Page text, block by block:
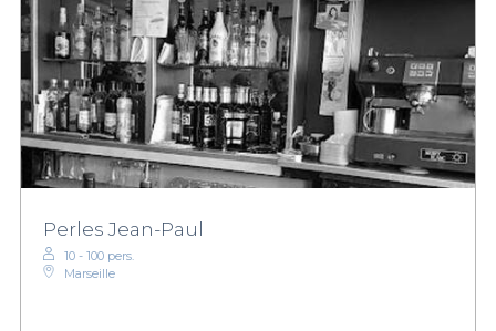
Perles Jean-Paul
10 - 100 pers.
Marseille